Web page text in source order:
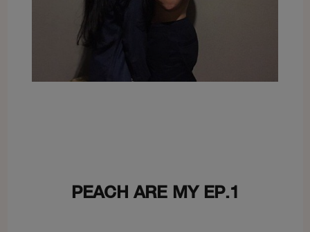
​​PEACH​ ​ARE​ ​MY​ ​EP.1​​